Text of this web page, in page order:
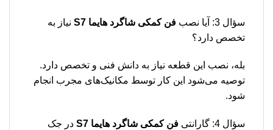
سؤال 3: آیا نصب فن کمکی شاگرد هایما S7
نیاز به
تخصص دارد؟
بله، نصب این قطعه نیاز به دانش فنی و تخصص دارد.
توصیه می‌شود این کار توسط مکانیک‌های مجرب انجام
شود.
سؤال 4: گارانتی فن کمکی شاگرد هایما S7
در جک